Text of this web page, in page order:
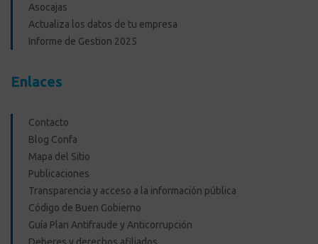
Asocajas
Actualiza los datos de tu empresa
Informe de Gestion 2025
Enlaces
Contacto
Blog Confa
Mapa del Sitio
Publicaciones
Transparencia y acceso a la información pública
Código de Buen Gobierno
Guía Plan Antifraude y Anticorrupción
Deberes y derechos afiliados